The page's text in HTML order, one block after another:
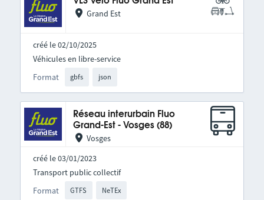
Grand Est
créé le 02/10/2025
Format gbfs json
Véhicules en libre-service
Réseau interurbain Fluo
Grand-Est - Vosges (88)
Vosges
créé le 03/01/2023
Format GTFS NeTEx
Transport public collectif